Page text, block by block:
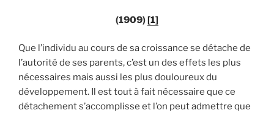
(1909)[1]
Que l’individu au cours de sa croissance se détache de
l’autorité de ses parents, c’est un des effets les plus
nécessaires mais aussi les plus douloureux du
développement. Il est tout à fait nécessaire que ce
détachement s’accomplisse et l’on peut admettre que